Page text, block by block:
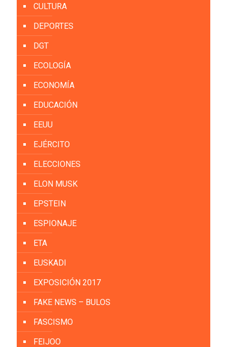
CULTURA
DEPORTES
DGT
ECOLOGÍA
ECONOMÍA
EDUCACIÓN
EEUU
EJÉRCITO
ELECCIONES
ELON MUSK
EPSTEIN
ESPIONAJE
ETA
EUSKADI
EXPOSICIÓN 2017
FAKE NEWS – BULOS
FASCISMO
FEIJOO